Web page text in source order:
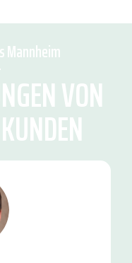
Mannheim
VON